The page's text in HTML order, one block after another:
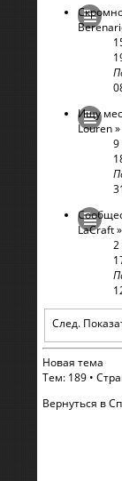
Ищу
Louren
9
LaCraft
2
След.
Новая тема
Тем: 189 •
Вернуться в